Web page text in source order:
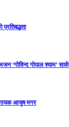
‘गोविन्द गोपाल श्याम’
आयुष मगर